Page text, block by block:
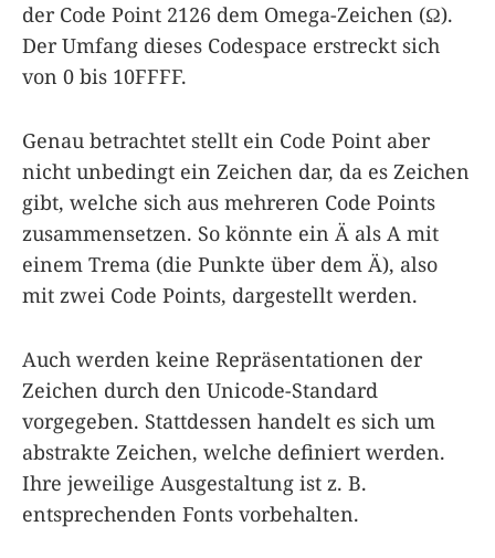
der Code Point 2126 dem Omega-Zeichen (Ω).
Der Umfang dieses Codespace erstreckt sich
von 0 bis 10FFFF.
Genau betrachtet stellt ein Code Point aber
nicht unbedingt ein Zeichen dar, da es Zeichen
gibt, welche sich aus mehreren Code Points
zusammensetzen. So könnte ein Ä als A mit
einem Trema (die Punkte über dem Ä), also
mit zwei Code Points, dargestellt werden.
Auch werden keine Repräsentationen der
Zeichen durch den Unicode-Standard
vorgegeben. Stattdessen handelt es sich um
abstrakte Zeichen, welche definiert werden.
Ihre jeweilige Ausgestaltung ist z. B.
entsprechenden Fonts vorbehalten.